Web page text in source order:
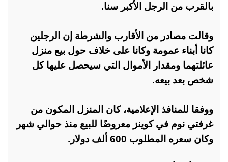
بالقرب من الرجل الأكبر سنا.
وقالت مصادر من الأقارب والشرطة إن الرجلين
كانا أبناء عمومة وكانا على خلاف حول بيع منزل
عائلتهما ومقدار الأموال التي سيحصل عليها كل
شخص بعد بيعه.
ووفقا للمنافذ الإعلامية، كان المنزل المكون من
غرفتي نوم في كوينز معروضًا للبيع منذ حوالي شهر
وكان سعره المطلوب 600 ألف دولار.